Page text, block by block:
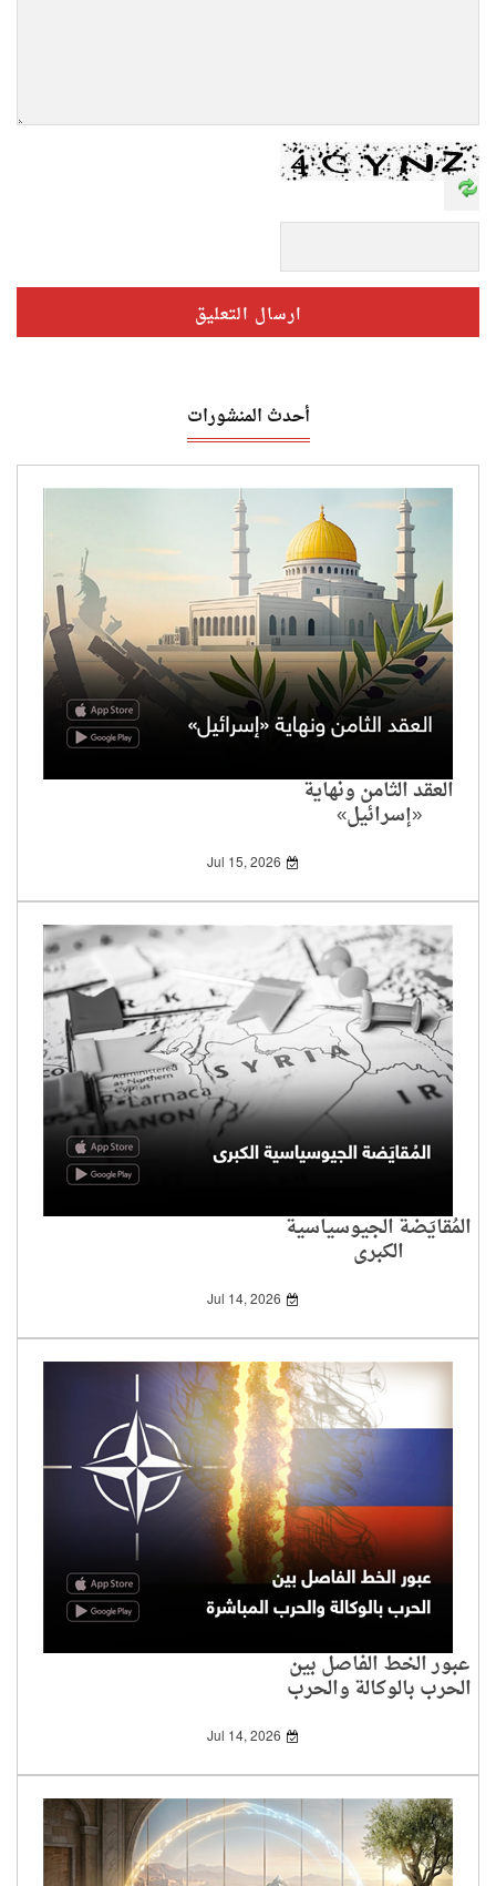
أحدث المنشورات
العقد الثامن ونهاية
«إسرائيل»
Jul 15, 2026
المُقايَضة الجيوسياسية
الكبرى
Jul 14, 2026
عبور الخط الفاصل بين
الحرب بالوكالة والحرب
Jul 14, 2026